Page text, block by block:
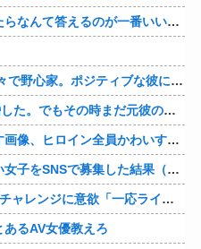
まんさん「イキそうって言われたらなんて答えるのが一番いい？」
無欲な旦那に比べ 、彼は自信満々で野心家。ポジティブな彼に惹かれバイト後や休みの日に会うようになり、男女の関係になるまで時間はいらなかった… だが彼はただのバカだったｗ
21歳の時に3歳年上の旦那と結婚した。でもその時まだ元彼のこと忘れられなくて、元彼の再アタックに負けて浮気しちゃって… でも結局ばれて旦那の辛そうな姿見て初めて後悔した…
【二次エロ】彼女、お借りします画像、ヒロイン全員かわいすぎる件ｗ
【ハゲ速報】イケおぢさん、若い女子をSNSで募集した結果（画像あり）
◆Jリーグ◆松木安太郎、監督再チャレンジに意欲「一応ライセンスも持っているので」 ヴェルディ川崎の監督時代には2連覇を達成
あるAV女優教えろ